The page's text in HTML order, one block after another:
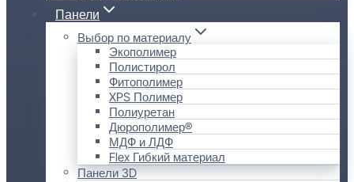
Панели
Выбор по материалу
Экополимер
Полистирол
Фитополимер
XPS Полимер
Полиуретан
Дюрополимер®
МДФ и ЛДФ
Flex Гибкий материал
Панели 3D